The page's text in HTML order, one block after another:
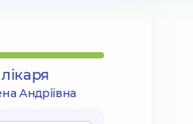
Андріївна